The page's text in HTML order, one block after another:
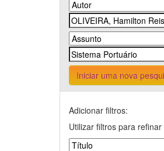
Iniciar uma nova
Adicionar filtros:
Utilizar filtros para